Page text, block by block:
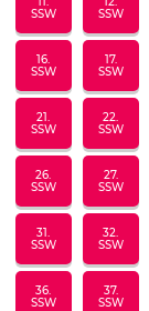
SSW
SSW
16.
SSW
17.
SSW
21.
SSW
22.
SSW
26.
SSW
27.
SSW
31.
SSW
32.
SSW
36.
SSW
37.
SSW